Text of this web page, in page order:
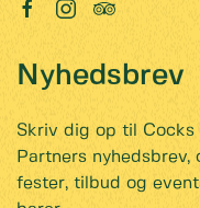
Nyhedsbrev
Skriv dig op til
Partners
fester, tilbud og